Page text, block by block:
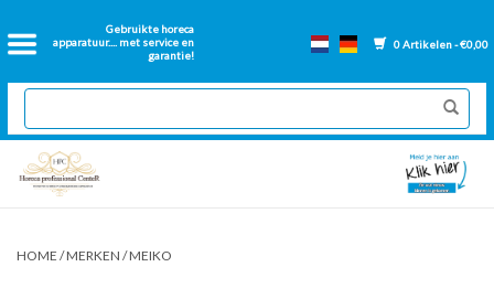
Gebruikte horeca
apparatuur.... met service en
garantie!
0 Artikelen - €0,00
Home
2dehands Horeca
Nieuwe apparatuur
HOME /MERKEN /MEIKO